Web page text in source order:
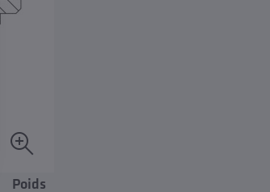
Poids